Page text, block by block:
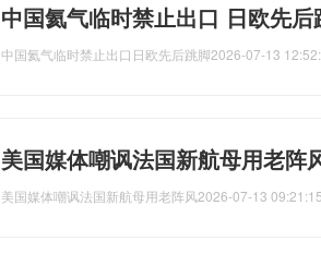
中国氦气临时禁止出口 日欧先
中国氦气临时禁止出口日欧先后跳脚2026-07-13
美国媒体嘲讽法国新航母用老阵
美国媒体嘲讽法国新航母用老阵风2026-07-13 09:21:15